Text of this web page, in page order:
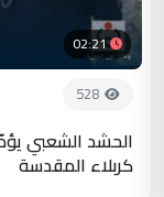
02:21
528
الحشد الشعبي
كربلاء المقدسة